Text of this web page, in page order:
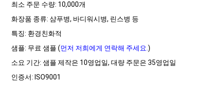
최소 주문 수량: 10,000개
화장품 종류: 샴푸병, 바디워시병, 린스병 등
특징: 환경친화적
샘플: 무료 샘플 (먼저 저희에게 연락해 주세요. )
소요 기간: 샘플 제작은 10영업일, 대량 주문은 35영업일
인증서: ISO9001